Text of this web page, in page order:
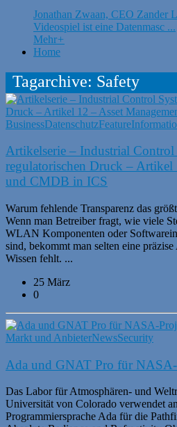
Jonathan Zwaan, CEO Zander
Videospiel ist eine Datenmasc ...
Mehr+
Home
Tagarchive: Safety
BusinessDatenschutzFeature
Artikelserie – Industrial Control
regulatorischen Druck – Artikel
und CMDB in ICS
Warum fehlende Transparenz das
Wenn man Betreiber fragt, wie viele
WLAN Komponenten oder
sind, bekommt man selten eine
Wissen fehlt. ...
25 März
0
Markt und AnbieterNewsSecurity
Ada und GNAT Pro für
Das Labor für Atmosphären- und
Universität von Colorado verwendet
Programmiersprache Ada für die